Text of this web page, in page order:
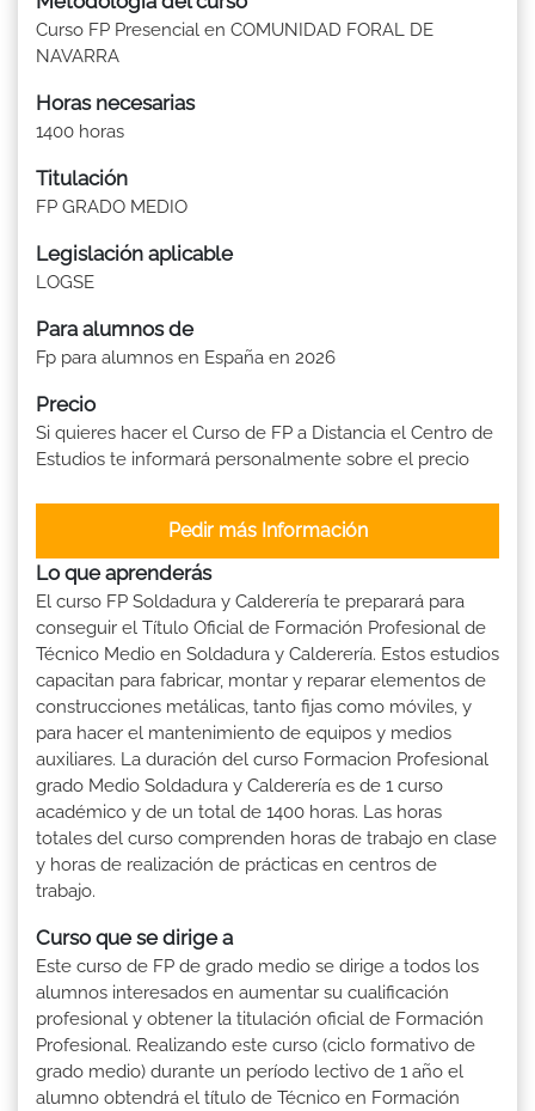
Curso FP Presencial en COMUNIDAD FORAL DE
NAVARRA
Horas necesarias
1400 horas
Titulación
FP GRADO MEDIO
Legislación aplicable
LOGSE
Para alumnos de
Fp para alumnos en España en 2026
Precio
Si quieres hacer el Curso de FP a Distancia el Centro de
Estudios te informará personalmente sobre el precio
Pedir más Información
Lo que aprenderás
El curso FP Soldadura y Calderería te preparará para
conseguir el Título Oficial de Formación Profesional de
Técnico Medio en Soldadura y Calderería. Estos estudios
capacitan para fabricar, montar y reparar elementos de
construcciones metálicas, tanto fijas como móviles, y
para hacer el mantenimiento de equipos y medios
auxiliares. La duración del curso Formacion Profesional
grado Medio Soldadura y Calderería es de 1 curso
académico y de un total de 1400 horas. Las horas
totales del curso comprenden horas de trabajo en clase
y horas de realización de prácticas en centros de
trabajo.
Curso que se dirige a
Este curso de FP de grado medio se dirige a todos los
alumnos interesados en aumentar su cualificación
profesional y obtener la titulación oficial de Formación
Profesional. Realizando este curso (ciclo formativo de
grado medio) durante un período lectivo de 1 año el
alumno obtendrá el título de Técnico en Formación